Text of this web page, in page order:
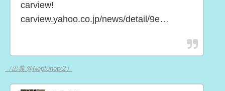
carview!
carview.yahoo.co.jp/news/detail/9e…
（出典 @Neptunetx2）